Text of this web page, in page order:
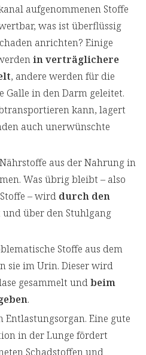
aufgenommenen Stoffe
was ist überflüssig
anrichten? Einige
in verträglichere
, andere werden für die
Galle in den Darm geleitet.
kann, lagert
auch unerwünschte
aus der Nahrung in
Was übrig bleibt – also
– wird durch den
und über den Stuhlgang
Stoffe aus dem
sie im Urin. Dieser wird
gesammelt undbeim
.
Entlastungsorgan. Eine gute
in der Lunge fördert
Schadstoffen und